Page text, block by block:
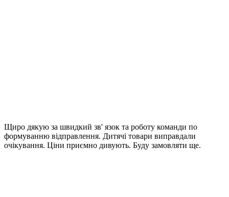
Щиро дякую за швидкий зв' язок та роботу команди по
формуванню відправлення. Дитячі товари виправдали
очікування. Ціни приємно дивують. Буду замовляти ще.